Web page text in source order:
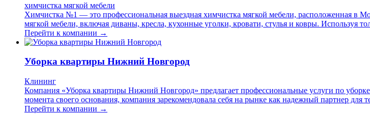
химчистка мягкой мебели
Химчистка №1 — это профессиональная выездная химчистка мягкой мебели, расположенная в
мягкой мебели, включая диваны, кресла, кухонные уголки, кровати, стулья и ковры. Используя
Перейти к компании →
Уборка квартиры Нижний Новгород
Клининг
Компания «Уборка квартиры Нижний Новгород» предлагает профессиональные услуги по
момента своего основания, компания зарекомендовала себя на рынке как надежный партнер для
Перейти к компании →